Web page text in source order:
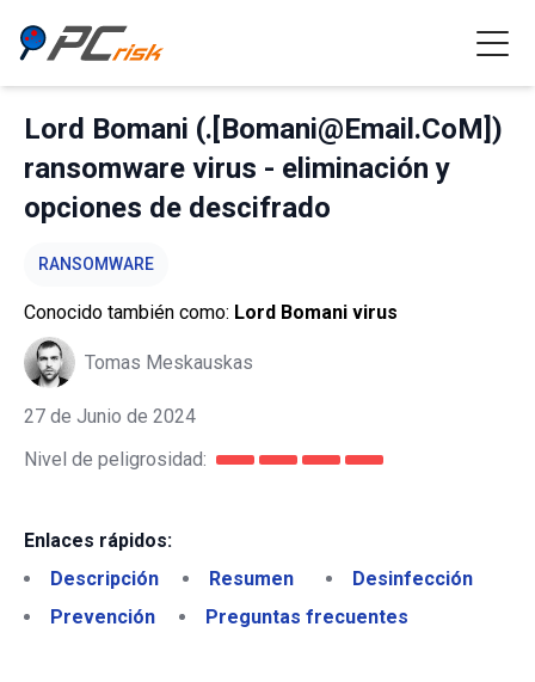
Lord Bomani (.[Bomani@Email.CoM])
ransomware virus - eliminación y
opciones de descifrado
RANSOMWARE
Conocido también como: Lord Bomani virus
Tomas Meskauskas
27 de Junio de 2024
Nivel de peligrosidad:
Enlaces rápidos:
Descripción
Resumen
Desinfección
Prevención
Preguntas frecuentes